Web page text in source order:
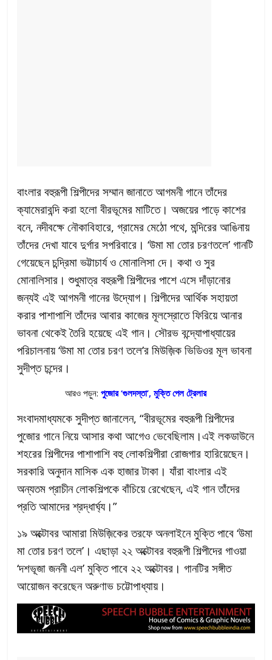
বাংলার বহুরূপী শিল্পীদের সম্মান জানাতে আগমনী গানে তাঁদের
ক্যামেরাবন্দি করা হলো বীরভূমের মাটিতে। অজয়ের পাড়ে কাশের
বনে, নদীবক্ষে নৌকাবিহারে, গ্রামের মেঠো পথে, মন্দিরের আঙিনায়
তাঁদের দেখা যাবে দুর্গার সপরিবারে। ‘উমা মা তোর চরণতলে’ গানটি
গেয়েছেন চন্দ্রিমা ভট্টাচার্য ও মোনালিসা দে। কথা ও সুর
মোনালিসার। শুধুমাত্র বহুরূপী শিল্পীদের পাশে এসে দাঁড়ানোর
জন্যই এই আগমনী গানের উদ্যোগ। শিল্পীদের আর্থিক সহায়তা
করার পাশাপাশি তাঁদের আবার কাজের মূলস্রোতে ফিরিয়ে আনার
ভাবনা থেকেই তৈরি হয়েছে এই গান। সৌরভ বন্দ্যোপাধ্যায়ের
পরিচালনায় ‘উমা মা তোর চরণ তলে’র মিউজ়িক ভিডিওর মূল ভাবনা
সুদীপ্ত চন্দের।
আরও পড়ুন:পুজোর ‘গুলদস্তা’, মুক্তি পেল ট্রেলার
সংবাদমাধ্যমকে সুদীপ্ত জানালেন, “বীরভূমের বহুরূপী শিল্পীদের
পুজোর গানে নিয়ে আসার কথা আগেও ভেবেছিলাম।এই লকডাউনে
শহরের শিল্পীদের পাশাপাশি বহু লোকশিল্পীরা রোজগার হারিয়েছেন।
সরকারি অনুদান মাসিক এক হাজার টাকা। যাঁরা বাংলার এই
অন্যতম প্রাচীন লোকশিল্পকে বাঁচিয়ে রেখেছেন, এই গান তাঁদের
প্রতি আমাদের শ্রদ্ধার্ঘ্য।”
১৯ অক্টোবর আমারা মিউজ়িকের তরফে অনলাইনে মুক্তি পাবে ‘উমা
মা তোর চরণ তলে’। এছাড়া ২২ অক্টোবর বহুরূপী শিল্পীদের গাওয়া
‘দশভূজা জননী এল’ মুক্তি পাবে ২২ অক্টোবর। গানটির সঙ্গীত
আয়োজন করেছেন অরুণাভ চট্টোপাধ্যায়।